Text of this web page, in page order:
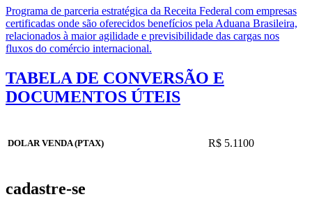
Programa de parceria estratégica da Receita Federal com empresas
certificadas onde são oferecidos benefícios pela Aduana Brasileira,
relacionados à maior agilidade e previsibilidade das cargas nos
fluxos do comércio internacional.
TABELA DE CONVERSÃO E
DOCUMENTOS ÚTEIS
DOLAR VENDA (PTAX) R$ 5.1100
cadastre-se